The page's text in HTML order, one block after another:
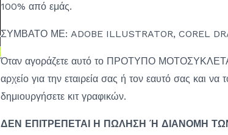
100% από εμάς.
ΣΥΜΒΑΤΟ ΜΕ: ADOBE ILLUSTRATOR, COREL
Όταν αγοράζετε αυτό το ΠΡΟΤΥΠΟ
αρχείο για την εταιρεία σας ή τον εαυτό σας και να
δημιουργήσετε κιτ γραφικών.
ΔΕΝ ΕΠΙΤΡΕΠΕΤΑΙ Η ΠΩΛΗΣΗ Ή ΔΙΑΝΟΜΗ